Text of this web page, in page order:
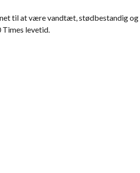
til at være vandtæt, stødbestandig og
levetid.